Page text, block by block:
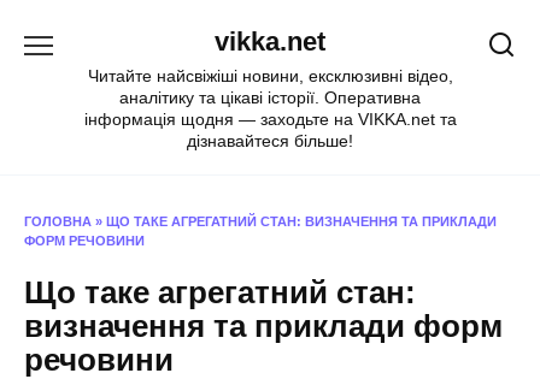
vikka.net
Читайте найсвіжіші новини, ексклюзивні відео,
аналітику та цікаві історії. Оперативна
інформація щодня — заходьте на VIKKA.net та
дізнавайтеся більше!
ГОЛОВНА » ЩО ТАКЕ АГРЕГАТНИЙ СТАН: ВИЗНАЧЕННЯ ТА ПРИКЛАДИ
ФОРМ РЕЧОВИНИ
Що таке агрегатний стан:
визначення та приклади форм
речовини